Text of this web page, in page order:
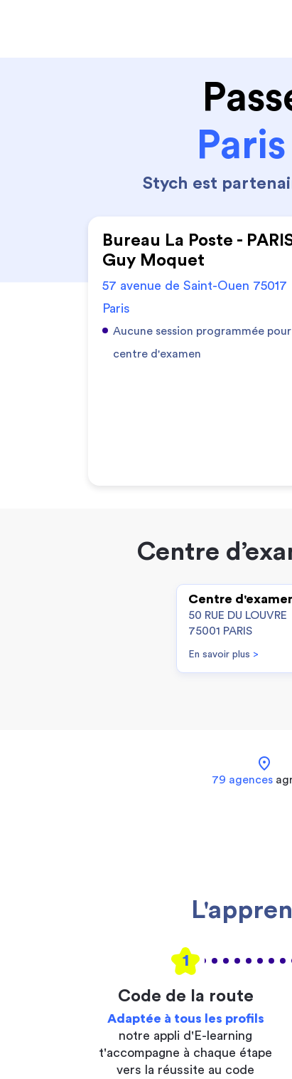
Stych est
Bureau La Poste -
Guy Moquet
57 avenue de Saint-Ouen 75017
Paris
Aucune session programmée
centre d'examen
Centre
Centre
50 RUE DU LOUVRE
75001 PARIS
En savoir plus >
location_on
79 agences
1
Code de la route
Adaptée à tous les profils
notre appli d'E-learning
t'accompagne à chaque étape
vers la réussite au code